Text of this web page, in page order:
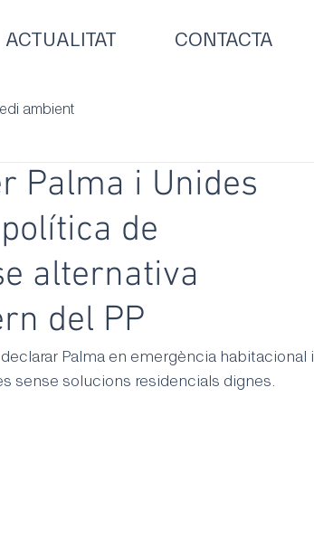
ACTUALITAT CONTACTA
ambient
Palma i Unides
de
alternativa
del PP
Palma en emergència habitacional i
sense solucions residencials dignes.